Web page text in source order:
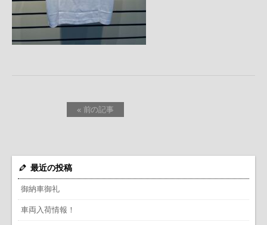
« 前の記事
最近の投稿
御納車御礼
車両入荷情報！